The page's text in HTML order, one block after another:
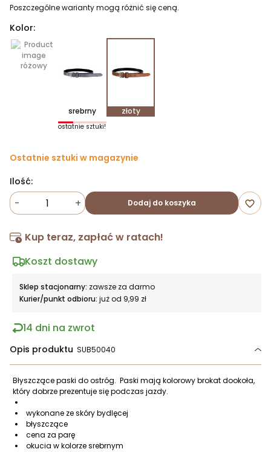
Poszczególne warianty mogą różnić się ceną.
Kolor:
różowy
srebrny
ostatnie sztuki!
złoty
Ostatnie sztuki w magazynie
Ilość:
- + Dodaj do koszyka favorite_border
Kup teraz, zapłać w ratach!
Koszt dostawy
Sklep stacjonarny: zawsze za darmo
Kurier/punkt odbioru: już od 9,99 zł
14 dni na zwrot
Opis produktu SUB50040
Błyszczące paski do ostróg. Paski mają kolorowy brokat dookoła,
który dobrze prezentuje się podczas jazdy.
wykonane ze skóry bydlęcej
błyszczące
cena za parę
okucia w kolorze srebrnym